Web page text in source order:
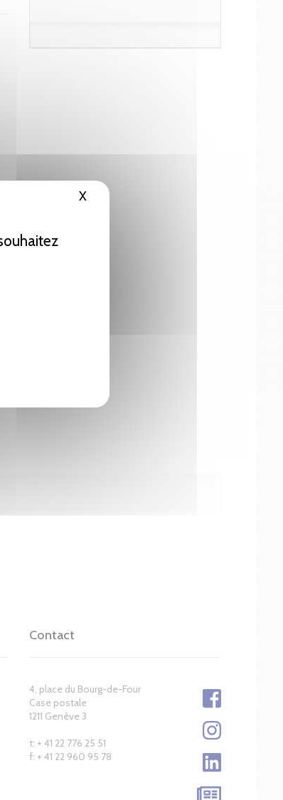
X Masquer le bandeau des cookies
Contact
4, place du Bourg-de-Four
Case postale
1211 Genève 3
t: + 41 22 776 25 51
f: + 41 22 960 95 78